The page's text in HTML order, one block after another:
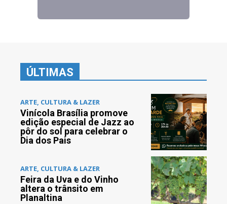
ÚLTIMAS
ARTE, CULTURA & LAZER
Vinícola Brasília promove
edição especial de Jazz ao
pôr do sol para celebrar o
Dia dos Pais
ARTE, CULTURA & LAZER
Feira da Uva e do Vinho
altera o trânsito em
Planaltina